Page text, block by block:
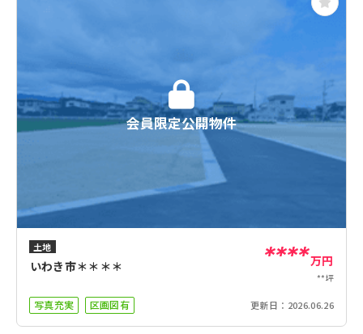
会員限定公開物件
土地
いわき市＊＊＊＊ ****万円
**坪
写真充実 区画図有 更新日： 2026.06.26